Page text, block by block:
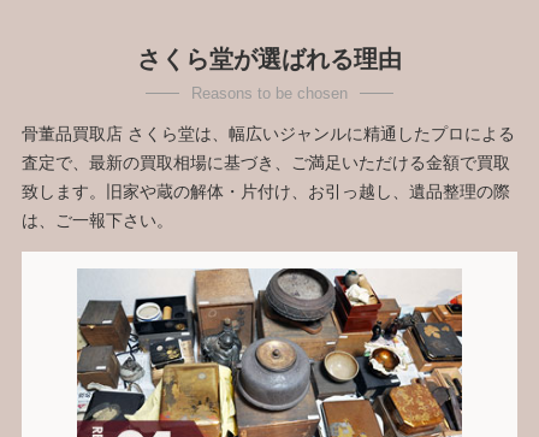
さくら堂が選ばれる理由
骨董品買取店 さくら堂は、幅広いジャンルに精通したプロによる
査定で、最新の買取相場に基づき、ご満足いただける金額で買取
致します。旧家や蔵の解体・片付け、お引っ越し、遺品整理の際
は、ご一報下さい。